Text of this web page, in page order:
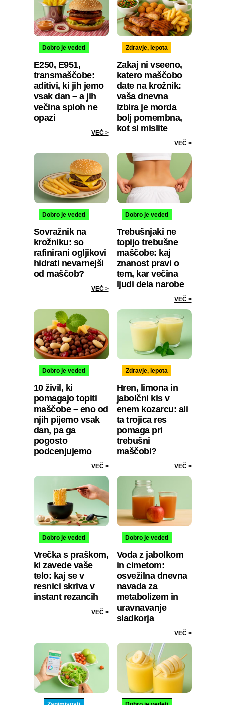
Dobro je vedeti
E250, E951,
transmaščobe:
aditivi, ki jih jemo
vsak dan – a jih
večina sploh ne
opazi
VEČ >
Zdravje, lepota
Zakaj ni vseeno,
katero maščobo
date na krožnik:
vaša dnevna
izbira je morda
bolj pomembna,
kot si mislite
VEČ >
Dobro je vedeti
Sovražnik na
krožniku: so
rafinirani ogljikovi
hidrati nevarnejši
od maščob?
VEČ >
Dobro je vedeti
Trebušnjaki ne
topijo trebušne
maščobe: kaj
znanost pravi o
tem, kar večina
ljudi dela narobe
VEČ >
Dobro je vedeti
10 živil, ki
pomagajo topiti
maščobe – eno od
njih pijemo vsak
dan, pa ga
pogosto
podcenjujemo
VEČ >
Zdravje, lepota
Hren, limona in
jabolčni kis v
enem kozarcu: ali
ta trojica res
pomaga pri
trebušni
maščobi?
VEČ >
Dobro je vedeti
Vrečka s praškom,
ki zavede vaše
telo: kaj se v
resnici skriva v
instant rezancih
VEČ >
Dobro je vedeti
Voda z jabolkom
in cimetom:
osvežilna dnevna
navada za
metabolizem in
uravnavanje
sladkorja
VEČ >